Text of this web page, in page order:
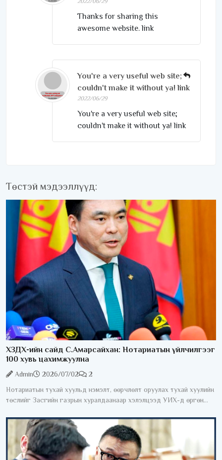
Thanks for sharing this
awesome website. link
You're a very useful web site;
couldn't make it without ya! link
2022/06/29
You're a very useful web site;
couldn't make it without ya! link
Төстэй мэдээллүүд:
ХЗДХ-ийн сайд С.Амарсайхан: Нотариатын үйлчилгээг
100 хувь цахимжуулна
Admin 2026/07/02
2
Нотариатын тухай хуульд нэмэлт, өөрчлөлт оруулах тухай хуулийн
төслийг Засгийн газрын хуралдаанаар хэлэлцээд УИХ-д өргөн
үйлчилгээг авахын